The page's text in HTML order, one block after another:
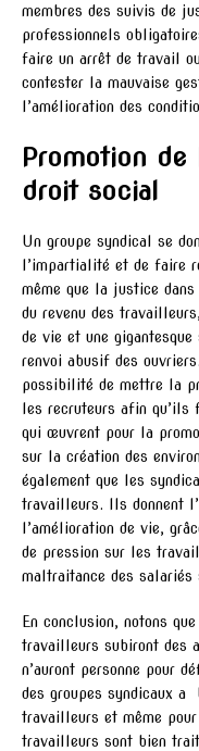
membres des suivis de
professionnels
faire un arrêt de travail
contester la mauvaise
l’amélioration des
Promotion de
droit social
Un groupe syndical se
l’impartialité et de faire
même que la justice
du revenu des
de vie et une
renvoi abusif des
possibilité de mettre la
les recruteurs afin qu’ils
qui œuvrent pour la
sur la création des
également que les
travailleurs. Ils donnent
l’amélioration de vie,
de pression sur les
maltraitance des salariés
En conclusion, notons
travailleurs subiront des
n’auront personne pour
des groupes syndicaux a
travailleurs et même
travailleurs sont bien